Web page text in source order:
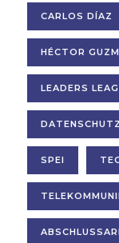
CARLOS DÍAZ
HÉCTOR
LEADERS
DATENSCHUTZ
SPEI